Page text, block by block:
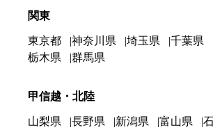
関東
東京都 神奈川県 埼玉県 千葉県
栃木県
群馬県
甲信越・北陸
山梨県 長野県 新潟県 富山県